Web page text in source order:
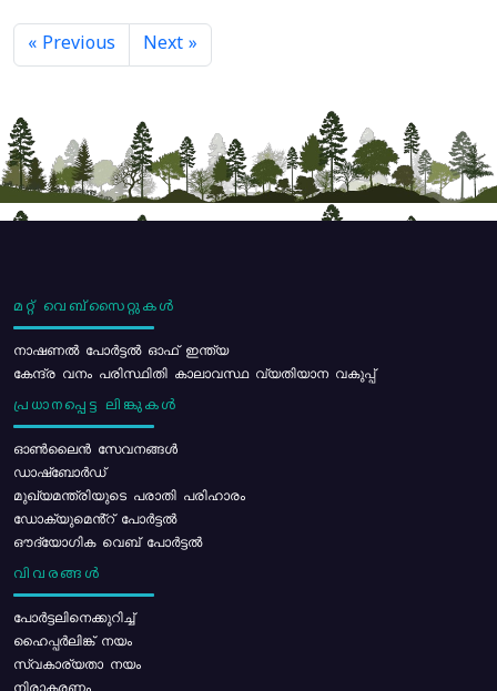
« Previous Next »
മറ്റ് വെബ്സൈറ്റുകൾ
നാഷണൽ പോർട്ടൽ ഓഫ് ഇന്ത്യ
കേന്ദ്ര വനം പരിസ്ഥിതി കാലാവസ്ഥ വ്യതിയാന വകുപ്പ്
പ്രധാനപ്പെട്ട ലിങ്കുകൾ
ഓൺലൈൻ സേവനങ്ങൾ
ഡാഷ്ബോർഡ്
മുഖ്യമന്ത്രിയുടെ പരാതി പരിഹാരം
ഡോക്യുമെൻ്റ് പോർട്ടൽ
ഔദ്യോഗിക വെബ് പോർട്ടൽ
വിവരങ്ങൾ
പോര്‍ട്ടലിനെക്കുറിച്ച്
ഹൈപ്പർലിങ്ക് നയം
സ്വകാര്യതാ നയം
നിരാകരണം